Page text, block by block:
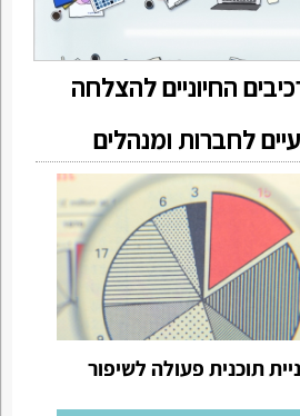
החיוניים להצלחה
לחברות ומנהלים
תוכנית פעולה לשיפור